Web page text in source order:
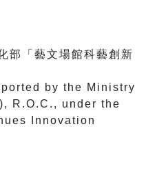
部「藝文場館科藝創新
by the Ministry
R.O.C., under the
Innovation